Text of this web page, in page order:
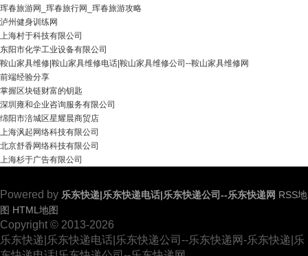
珲春旅游网_珲春旅行网_珲春旅游攻略
泸州健身训练网
上海村于科技有限公司
东阳市化学工业设备有限公司
鞍山家具维修|鞍山家具维修电话|鞍山家具维修公司--鞍山家具维修网
前端经验分享
掌握区块链财富的钥匙
深圳雍和企业咨询服务有限公司
绵阳市涪城区星耀晨商贸店
上海沨起网络科技有限公司
北京舒香网络科技有限公司
上海杉于广告有限公司
Powered by 乐东快递|乐东快递电话|乐东快递公司--乐东快递网 RSS地
图 HTML地图
Copyright © 2013-2026
乐东快递|乐东快递电话|乐东快递公司--乐东快递网-乐东快递|乐